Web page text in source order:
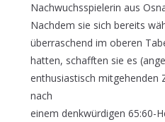
Nachwuchsspielerin aus
Nachdem sie sich bereits
überraschend im oberen
hatten, schafften sie es
enthusiastisch mitgehenden
nach
einem denkwürdigen 65:60-